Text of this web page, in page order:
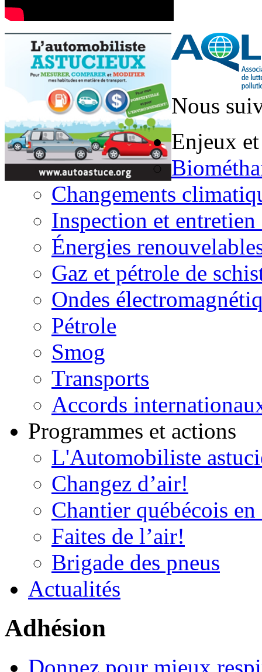
Nous
Enjeux
Changements
Inspection et entretien
Énergies
Gaz et pétrole de
Ondes
Pétrole
Smog
Transports
Accords
Programmes et actions
L'Automobiliste
Changez d’air!
Chantier québécois
Faites de l’air!
Brigade des pneus
Actualités
Adhésion
Donnez pour mieux